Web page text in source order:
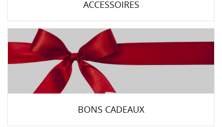
ACCESSOIRES
BONS CADEAUX